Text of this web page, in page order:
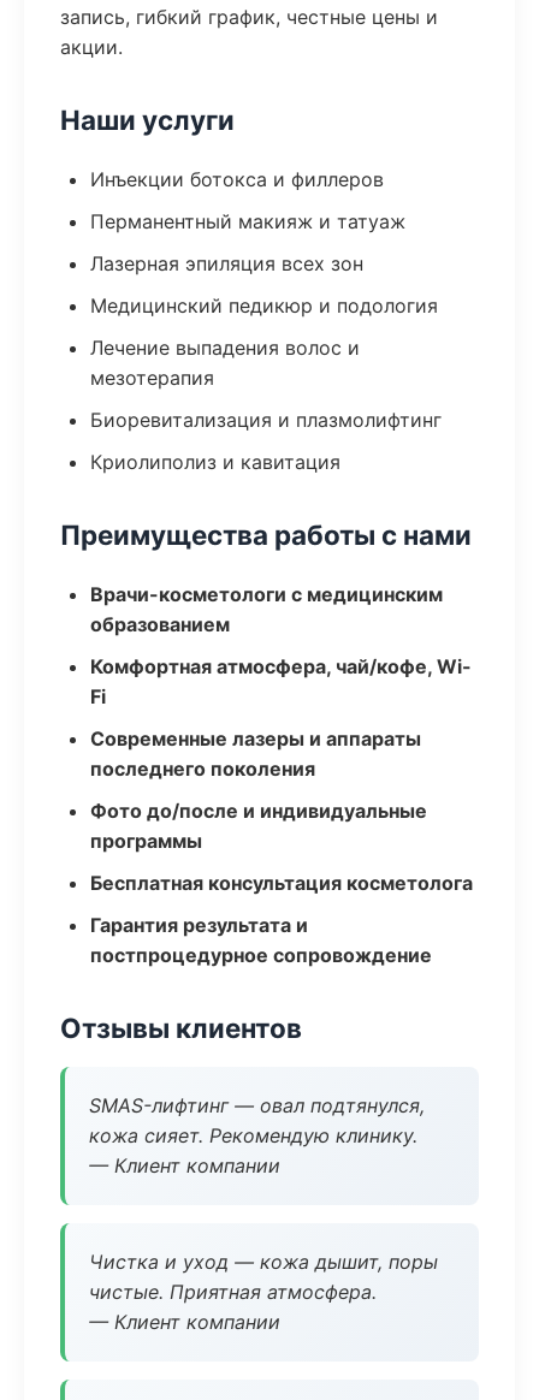
запись, гибкий график, честные цены и
акции.
Наши услуги
Инъекции ботокса и филлеров
Перманентный макияж и татуаж
Лазерная эпиляция всех зон
Медицинский педикюр и подология
Лечение выпадения волос и
мезотерапия
Биоревитализация и плазмолифтинг
Криолиполиз и кавитация
Преимущества работы с нами
Врачи-косметологи с медицинским
образованием
Комфортная атмосфера, чай/кофе, Wi-
Fi
Современные лазеры и аппараты
последнего поколения
Фото до/после и индивидуальные
программы
Бесплатная консультация косметолога
Гарантия результата и
постпроцедурное сопровождение
Отзывы клиентов
SMAS-лифтинг — овал подтянулся,
кожа сияет. Рекомендую клинику.
— Клиент компании
Чистка и уход — кожа дышит, поры
чистые. Приятная атмосфера.
— Клиент компании